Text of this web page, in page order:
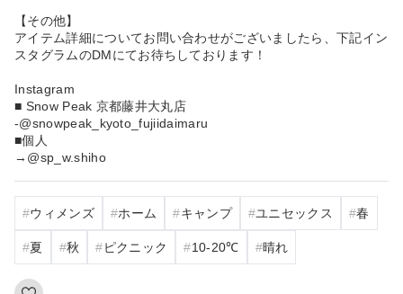
【その他】
アイテム詳細についてお問い合わせがございましたら、下記イン
スタグラムのDMにてお待ちしております！
Instagram
■ Snow Peak 京都藤井大丸店
-@snowpeak_kyoto_fujiidaimaru
■個人
→@sp_w.shiho
ウィメンズ ホーム キャンプ ユニセックス 春
夏 秋 ピクニック 10‐20℃ 晴れ